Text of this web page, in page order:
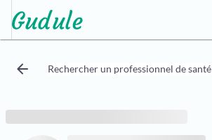
arrow_back Rechercher un professionnel de santé